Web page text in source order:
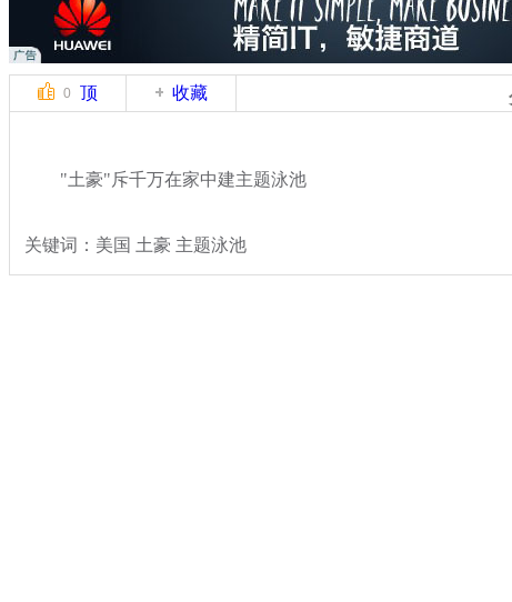
0 顶 收藏
"土豪"斥千万在家中建主题泳池
关键词：美国 土豪 主题泳池